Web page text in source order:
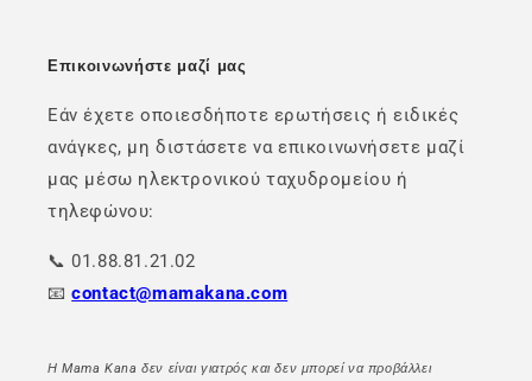
Επικοινωνήστε μαζί μας
Εάν έχετε οποιεσδήποτε ερωτήσεις ή ειδικές
ανάγκες, μη διστάσετε να επικοινωνήσετε μαζί
μας μέσω ηλεκτρονικού ταχυδρομείου ή
τηλεφώνου:
📞 01.88.81.21.02
📧contact@mamakana.com
Η Mama Kana δεν είναι γιατρός και δεν μπορεί να προβάλλει